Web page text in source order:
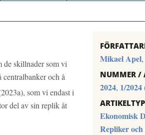
de skillnader som vi
och å
som vi endast i
del av sin replik åt
Mikael Apel,
NUMMER /
2024, 1/
ARTIKELTYP
Ekonomisk
Repliker